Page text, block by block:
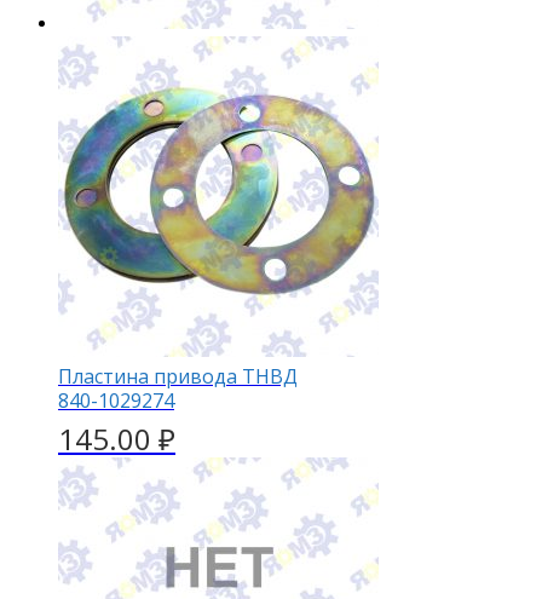
Пластина привода ТНВД
840-1029274
145.00 ₽